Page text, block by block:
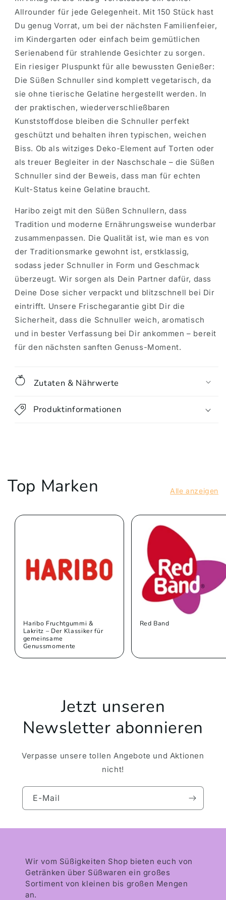
Allrounder für jede Gelegenheit. Mit 150 Stück hast
Du genug Vorrat, um bei der nächsten Familienfeier,
im Kindergarten oder einfach beim gemütlichen
Serienabend für strahlende Gesichter zu sorgen.
Ein riesiger Pluspunkt für alle bewussten Genießer:
Die Süßen Schnuller sind komplett vegetarisch, da
sie ohne tierische Gelatine hergestellt werden. In
der praktischen, wiederverschließbaren
Kunststoffdose bleiben die Schnuller perfekt
geschützt und behalten ihren typischen, weichen
Biss. Ob als witziges Deko-Element auf Torten oder
als treuer Begleiter in der Naschschale – die Süßen
Schnuller sind der Beweis, dass man für echten
Kult-Status keine Gelatine braucht.
Haribo zeigt mit den Süßen Schnullern, dass
Tradition und moderne Ernährungsweise wunderbar
zusammenpassen. Die Qualität ist, wie man es von
der Traditionsmarke gewohnt ist, erstklassig,
sodass jeder Schnuller in Form und Geschmack
überzeugt. Wir sorgen als Dein Partner dafür, dass
Deine Dose sicher verpackt und blitzschnell bei Dir
eintrifft. Unsere Frischegarantie gibt Dir die
Sicherheit, dass die Schnuller weich, aromatisch
und in bester Verfassung bei Dir ankommen – bereit
für den nächsten sanften Genuss-Moment.
Zutaten & Nährwerte
Produktinformationen
Top Marken Alle anzeigen
Haribo Fruchtgummi &
Lakritz – Der Klassiker für
gemeinsame
Genussmomente
Red Band
Jetzt unseren
Newsletter abonnieren
Verpasse unsere tollen Angebote und Aktionen
nicht!
E-Mail
Wir vom Süßigkeiten Shop bieten euch von
Getränken über Süßwaren ein großes
Sortiment von kleinen bis großen Mengen
an.